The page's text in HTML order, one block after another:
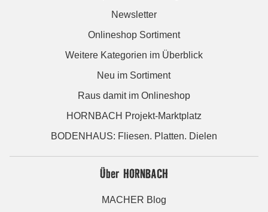
Newsletter
Onlineshop Sortiment
Weitere Kategorien im Überblick
Neu im Sortiment
Raus damit im Onlineshop
HORNBACH Projekt-Marktplatz
BODENHAUS: Fliesen. Platten. Dielen
Über HORNBACH
MACHER Blog